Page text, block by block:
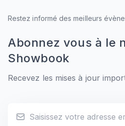
Restez informé des meilleurs
Abonnez vous à le
Showbook
Recevez les mises à jour